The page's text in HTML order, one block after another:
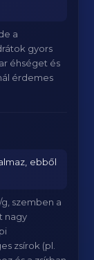
a
gyors
éhséget és
érdemes
ebből
szemben a
nagy
zsírok (pl.